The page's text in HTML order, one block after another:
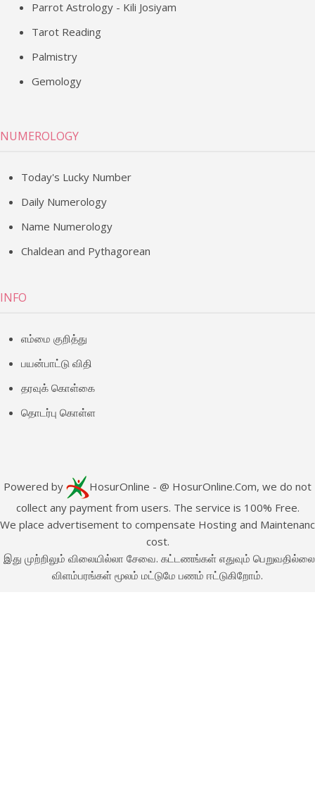
Parrot Astrology - Kili Josiyam
Tarot Reading
Palmistry
Gemology
NUMEROLOGY
Today's Lucky Number
Daily Numerology
Name Numerology
Chaldean and Pythagorean
INFO
எம்மை குறித்து
பயன்பாட்டு விதி
தரவுக் கொள்கை
தொடர்பு கொள்ள
Powered by HosurOnline - @ HosurOnline.Com, we do not
collect any payment from users. The service is 100% Free.
place advertisement to compensate Hosting and
cost.
முற்றிலும் விலையில்லா சேவை. கட்டணங்கள் எதுவும்
விளம்பரங்கள் மூலம் மட்டுமே பணம் ஈட்டுகிறோம்.